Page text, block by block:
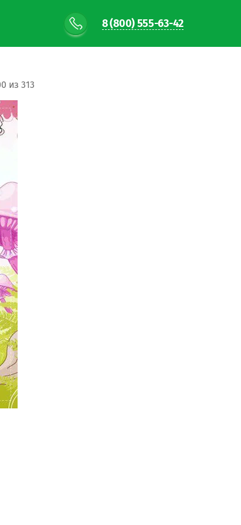
8 (800) 555-63-42
из 313